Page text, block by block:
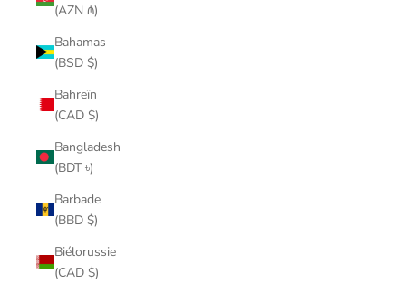
(AZN ₼)
Bahamas
(BSD $)
Bahreïn
(CAD $)
Bangladesh
(BDT ৳)
Barbade
(BBD $)
Biélorussie
(CAD $)